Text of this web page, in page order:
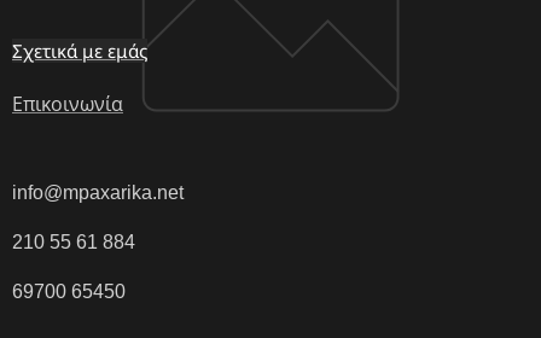
Σχετικά με εμάς
Επικοινωνία
info@mpaxarika.net
210 55 61 884
69700 65450